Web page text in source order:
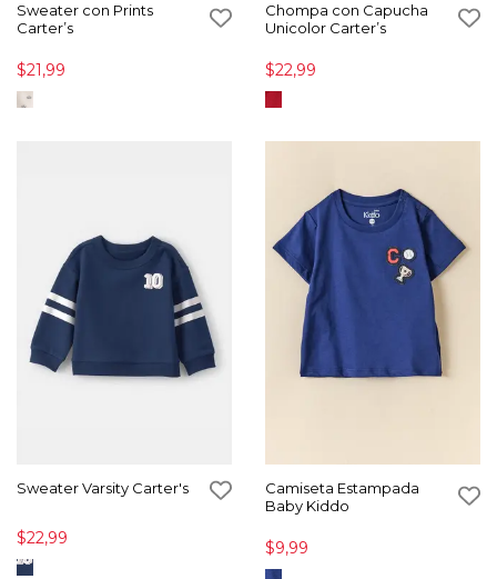
Sweater con Prints
Carter’s
$21,99
Chompa con Capucha
Unicolor Carter’s
$22,99
Sweater Varsity Carter's
$22,99
Camiseta Estampada
Baby Kiddo
$9,99